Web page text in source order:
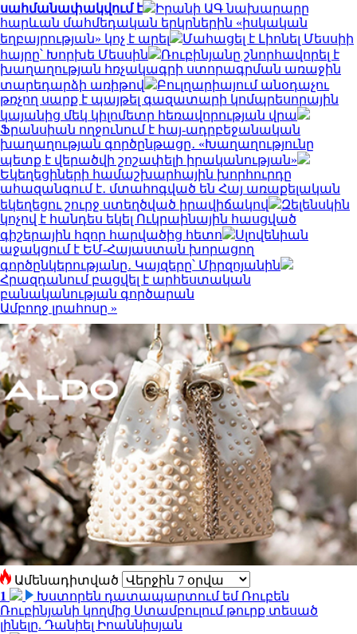
սահմանափակվում է
Իրանի ԱԳ նախարարը
հարևան մահմեդական երկրներին «իսկական
եղբայրության» կոչ է արել
Մահացել է Լիոնել Մեսսիի
հայրը՝ Խորխե Մեսսին
Ռուբինյանը շնորհավորել է
խաղաղության հռչակագրի ստորագրման առաջին
տարեդարձի առիթով
Բուլղարիայում անօդաչու
թռչող սարք է պայթել գազատարի կոմպրեսորային
կայանից մեկ կիլոմետր հեռավորության վրա
Ֆրանսիան ողջունում է հայ-ադրբեջանական
խաղաղության գործընթացը․ «Խաղաղությունը
պետք է վերածվի շոշափելի իրականության»
Եկեղեցիների համաշխարհային խորհուրդը
ահազանգում է․ մտահոգված են Հայ առաքելական
եկեղեցու շուրջ ստեղծված իրավիճակով
Զելենսկին
կոչով է հանդես եկել Ուկրաինային հասցված
գիշերային հզոր հարվածից հետո
Սլովենիան
աջակցում է ԵՄ-Հայաստան խորացող
գործընկերությանը․ Կայզերը՝ Միրզոյանին
Հրազդանում բացվել է արհեստական
բանականության գործարան
Ամբողջ լրահոսը »
Ամենադիտված
1
Խստորեն դատապարտում եմ Ռուբեն
Ռուբինյանի կողմից Ստամբուլում թուրք տեսած
լինելը. Դանիել Իոաննիսյան